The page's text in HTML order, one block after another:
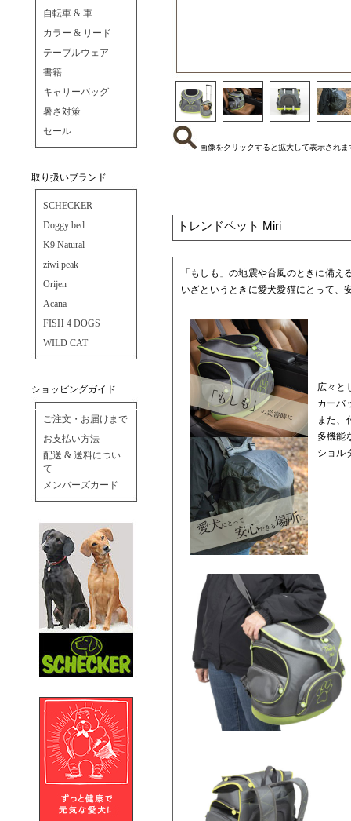
自転車 & 車
カラー & リード
テーブルウェア
書籍
キャリーバッグ
暑さ対策
セール
取り扱いブランド
SCHECKER
Doggy bed
K9 Natural
ziwi peak
Orijen
Acana
FISH 4 DOGS
WILD CAT
ショッピングガイド
ご注文・お届けまで
お支払い方法
配送 & 送料につい
て
メンバーズカード
画像をクリックすると拡大して表示されま
トレンドペット Miri
「もしも」の地震や台風のときに備え
いざというときに愛犬愛猫にとって、
広々と
カーバ
また、
多機能
ショル